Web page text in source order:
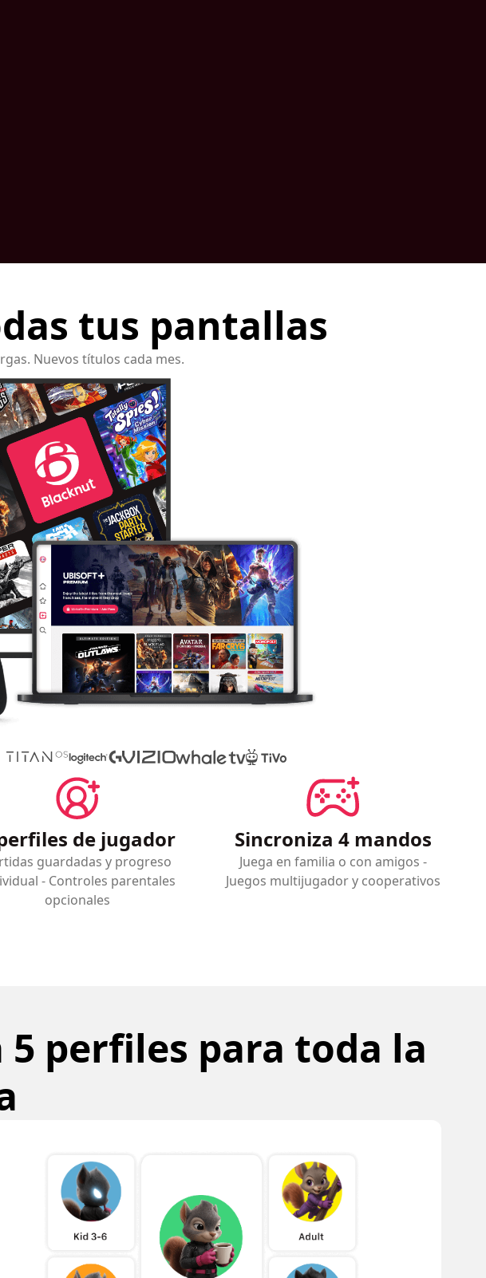
tus pantallas
Nuevos títulos cada mes.
de jugador
guardadas y progreso
- Controles parentales
opcionales
Sincroniza 4 mandos
Juega en familia o con amigos -
Juegos multijugador y cooperativos
perfiles para toda la